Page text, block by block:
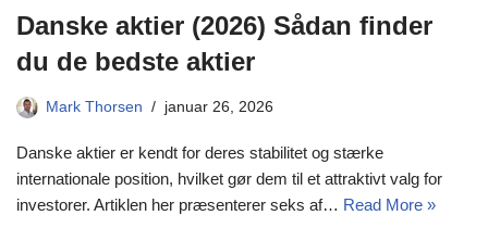
Danske aktier (2026) Sådan finder
du de bedste aktier
Mark Thorsen januar 26, 2026
Danske aktier er kendt for deres stabilitet og stærke
internationale position, hvilket gør dem til et attraktivt valg for
investorer. Artiklen her præsenterer seks af… Read More »